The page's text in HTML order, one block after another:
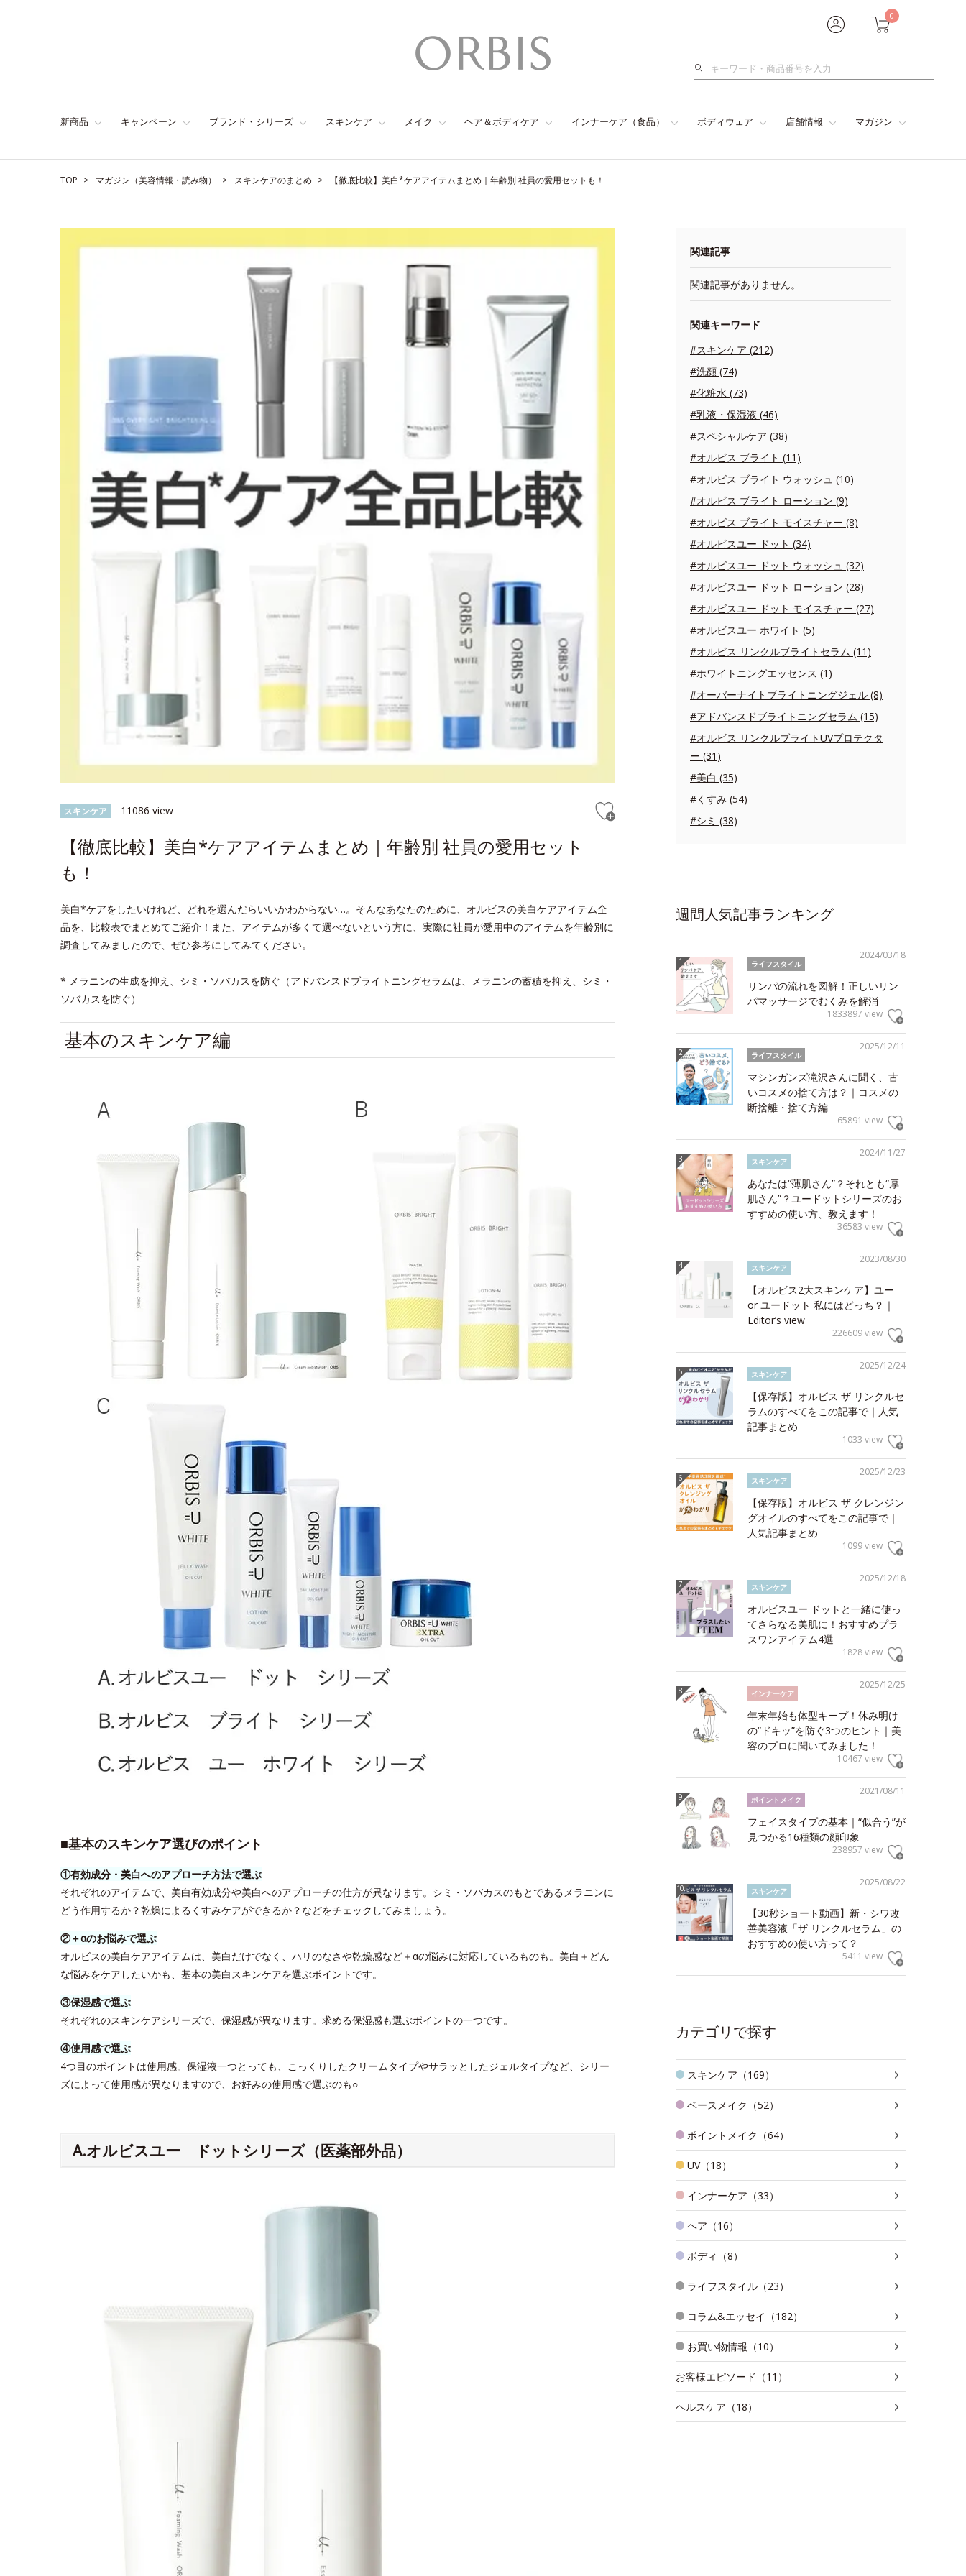
0
検
新商品 キャンペーン ブランド・シリーズ スキンケア メイク ヘア＆ボディケア インナーケア（食品） ボディウェア 店舗情報 マガジン
TOP マガジン（美容情報・読み物） スキンケアのまとめ 【徹底比較】美白*ケアアイテムまとめ｜年齢別 社員の愛用セットも！
スキンケア 11086 view
【徹底比較】美白*ケアアイテムまとめ｜年齢別 社員の愛用セット
も！
美白*ケアをしたいけれど、どれを選んだらいいかわからない…。そんなあなたのために、オルビスの美白ケアアイテム全
品を、比較表でまとめてご紹介！また、アイテムが多くて選べないという方に、実際に社員が愛用中のアイテムを年齢別に
調査してみましたので、ぜひ参考にしてみてください。
* メラニンの生成を抑え、シミ・ソバカスを防ぐ（アドバンスドブライトニングセラムは、メラニンの蓄積を抑え、シミ・
ソバカスを防ぐ）
基本のスキンケア編
■基本のスキンケア選びのポイント
①有効成分・美白へのアプローチ方法で選ぶ
それぞれのアイテムで、美白有効成分や美白へのアプローチの仕方が異なります。シミ・ソバカスのもとであるメラニンに
どう作用するか？乾燥によるくすみケアができるか？などをチェックしてみましょう。
②＋αのお悩みで選ぶ
オルビスの美白ケアアイテムは、美白だけでなく、ハリのなさや乾燥感など＋αの悩みに対応しているものも。美白＋どん
な悩みをケアしたいかも、基本の美白スキンケアを選ぶポイントです。
③保湿感で選ぶ
それぞれのスキンケアシリーズで、保湿感が異なります。求める保湿感も選ぶポイントの一つです。
④使用感で選ぶ
4つ目のポイントは使用感。保湿液一つとっても、こっくりしたクリームタイプやサラッとしたジェルタイプなど、シリー
ズによって使用感が異なりますので、お好みの使用感で選ぶのも○
A.オルビスユー ドットシリーズ（医薬部外品）
関連記事
関連記事がありません。
関連キーワード
#スキンケア (212)
#洗顔 (74)
#化粧水 (73)
#乳液・保湿液 (46)
#スペシャルケア (38)
#オルビス ブライト (11)
#オルビス ブライト ウォッシュ (10)
#オルビス ブライト ローション (9)
#オルビス ブライト モイスチャー (8)
#オルビスユー ドット (34)
#オルビスユー ドット ウォッシュ (32)
#オルビスユー ドット ローション (28)
#オルビスユー ドット モイスチャー (27)
#オルビスユー ホワイト (5)
#オルビス リンクルブライトセラム (11)
#ホワイトニングエッセンス (1)
#オーバーナイトブライトニングジェル (8)
#アドバンスドブライトニングセラム (15)
#オルビス リンクルブライトUVプロテクタ
ー (31)
#美白 (35)
#くすみ (54)
#シミ (38)
週間人気記事ランキング
2024/03/18
ライフスタイル
リンパの流れを図解！正しいリン
パマッサージでむくみを解消
1833897 view
2025/12/11
ライフスタイル
マシンガンズ滝沢さんに聞く、古
いコスメの捨て方は？｜コスメの
断捨離・捨て方編
65891 view
2024/11/27
スキンケア
あなたは“薄肌さん”？それとも“厚
肌さん”？ユードットシリーズのお
すすめの使い方、教えます！
36583 view
2023/08/30
スキンケア
【オルビス2大スキンケア】ユー
or ユードット 私にはどっち？｜
Editor’s view
226609 view
2025/12/24
スキンケア
【保存版】オルビス ザ リンクルセ
ラムのすべてをこの記事で｜人気
記事まとめ
1033 view
2025/12/23
スキンケア
【保存版】オルビス ザ クレンジン
グオイルのすべてをこの記事で｜
人気記事まとめ
1099 view
2025/12/18
スキンケア
オルビスユー ドットと一緒に使っ
てさらなる美肌に！おすすめプラ
スワンアイテム4選
1828 view
2025/12/25
インナーケア
年末年始も体型キープ！休み明け
の“ドキッ”を防ぐ3つのヒント｜美
容のプロに聞いてみました！
10467 view
2021/08/11
ポイントメイク
フェイスタイプの基本｜“似合う”が
見つかる16種類の顔印象
238957 view
2025/08/22
スキンケア
【30秒ショート動画】新・シワ改
善美容液「ザ リンクルセラム」の
おすすめの使い方って？
5411 view
カテゴリで探す
スキンケア（169）
ベースメイク（52）
ポイントメイク（64）
UV（18）
インナーケア（33）
ヘア（16）
ボディ（8）
ライフスタイル（23）
コラム&エッセイ（182）
お買い物情報（10）
お客様エピソード（11）
ヘルスケア（18）